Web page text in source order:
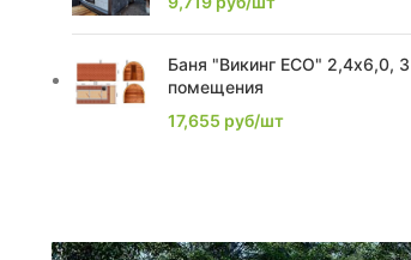
2.53
2.9 1
Баня "Викинг ECO" 2,4х6,0, 3
помещения
17,655 руб/шт